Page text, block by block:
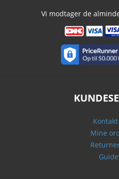
Vi modtager de
Mine